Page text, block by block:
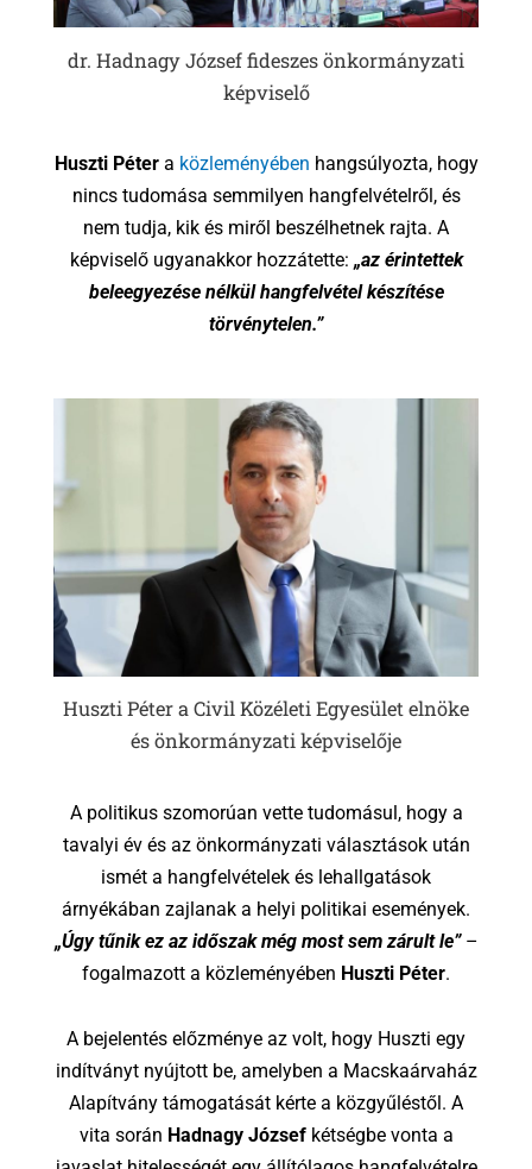
dr. Hadnagy József fideszes önkormányzati
képviselő
Huszti Pétera közleményében hangsúlyozta, hogy
nincs tudomása semmilyen hangfelvételről, és
nem tudja, kik és miről beszélhetnek rajta. A
képviselő ugyanakkor hozzátette: „az érintettek
beleegyezése nélkül hangfelvétel készítése
törvénytelen.”
Huszti Péter a Civil Közéleti Egyesület elnöke
és önkormányzati képviselője
A politikus szomorúan vette tudomásul, hogy a
tavalyi év és az önkormányzati választások után
ismét a hangfelvételek és lehallgatások
árnyékában zajlanak a helyi politikai események.
„Úgy tűnik ez az időszak még most sem zárult le”–
fogalmazott a közleményében Huszti Péter.
A bejelentés előzménye az volt, hogy Huszti egy
indítványt nyújtott be, amelyben a Macskaárvaház
Alapítvány támogatását kérte a közgyűléstől. A
vita során Hadnagy Józsefkétségbe vonta a